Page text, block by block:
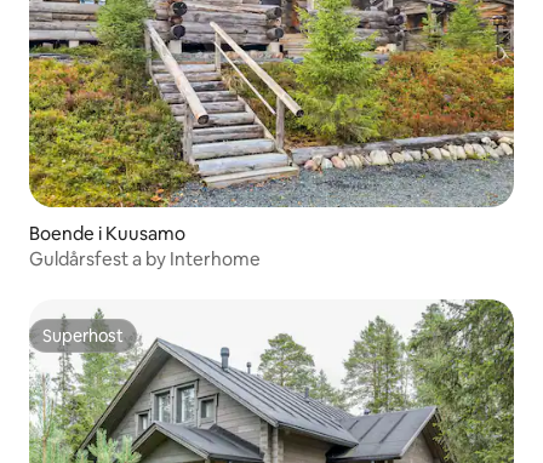
Boende i Kuusamo
Guldårsfest a by Interhome
Superhost
Superhost